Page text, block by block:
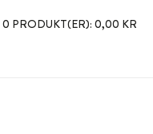
0 PRODUKT(ER): 0,00 KR